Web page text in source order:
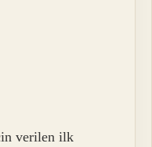
verilen ilk